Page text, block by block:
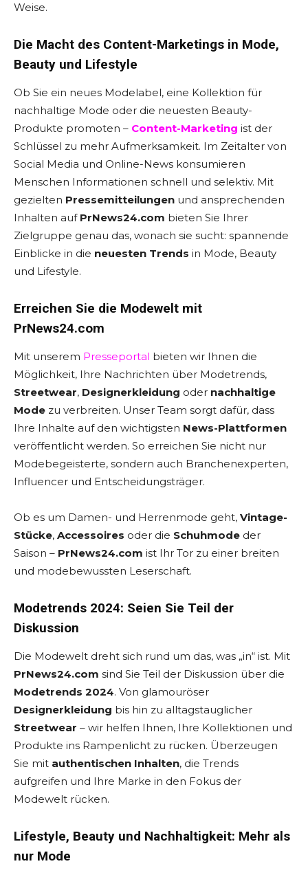
Weise.
Die Macht des Content-Marketings in Mode,
Beauty und Lifestyle
Ob Sie ein neues Modelabel, eine Kollektion für
nachhaltige Mode oder die neuesten Beauty-
Produkte promoten – Content-Marketing ist der
Schlüssel zu mehr Aufmerksamkeit. Im Zeitalter von
Social Media und Online-News konsumieren
Menschen Informationen schnell und selektiv. Mit
gezielten Pressemitteilungen und ansprechenden
Inhalten auf PrNews24.com bieten Sie Ihrer
Zielgruppe genau das, wonach sie sucht: spannende
Einblicke in die neuesten Trends in Mode, Beauty
und Lifestyle.
Erreichen Sie die Modewelt mit
PrNews24.com
Mit unserem Presseportal bieten wir Ihnen die
Möglichkeit, Ihre Nachrichten über Modetrends,
Streetwear, Designerkleidung oder nachhaltige
Mode zu verbreiten. Unser Team sorgt dafür, dass
Ihre Inhalte auf den wichtigsten News-Plattformen
veröffentlicht werden. So erreichen Sie nicht nur
Modebegeisterte, sondern auch Branchenexperten,
Influencer und Entscheidungsträger.
Ob es um Damen- und Herrenmode geht, Vintage-
Stücke, Accessoires oder die Schuhmode der
Saison – PrNews24.com ist Ihr Tor zu einer breiten
und modebewussten Leserschaft.
Modetrends 2024: Seien Sie Teil der
Diskussion
Die Modewelt dreht sich rund um das, was „in“ ist. Mit
PrNews24.com sind Sie Teil der Diskussion über die
Modetrends 2024. Von glamouröser
Designerkleidung bis hin zu alltagstauglicher
Streetwear – wir helfen Ihnen, Ihre Kollektionen und
Produkte ins Rampenlicht zu rücken. Überzeugen
Sie mit authentischen Inhalten, die Trends
aufgreifen und Ihre Marke in den Fokus der
Modewelt rücken.
Lifestyle, Beauty und Nachhaltigkeit: Mehr als
nur Mode